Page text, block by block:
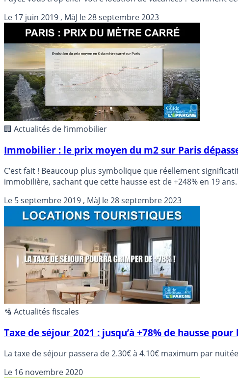
Le 17 juin 2019 , MàJ le28 septembre 2023
🏢 Actualités de l’immobilier
Immobilier : le prix moyen du m2 sur Paris
C’est fait ! Beaucoup plus symbolique que réellement
immobilière, sachant que cette hausse est de +248% en 19 ans. Le
la mise en application du plafond des loyers.
Le 5 septembre 2019 , MàJ le28 septembre 2023
🛂 Actualités fiscales
Taxe de séjour 2021 : jusqu’à +78% de hausse
La taxe de séjour passera de 2.30€ à 4.10€ maximum par
Le 16 novembre 2020